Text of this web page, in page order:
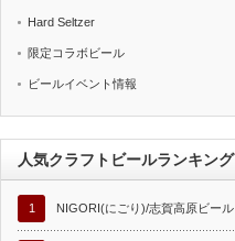
Hard Seltzer
限定コラボビール
ビールイベント情報
人気クラフトビールランキング
1 NIGORI(にごり)/志賀高原ビール